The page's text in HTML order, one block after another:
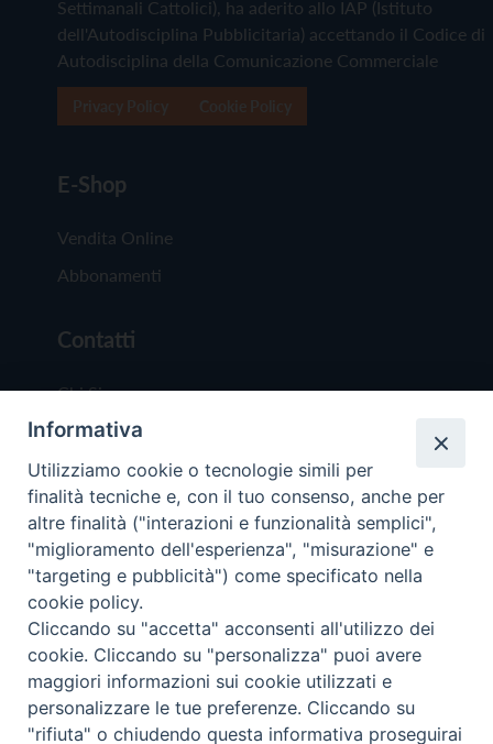
Settimanali Cattolici), ha aderito allo IAP (Istituto
dell'Autodisciplina Pubblicitaria) accettando il Codice di
Autodisciplina della Comunicazione Commerciale
E-Shop
Vendita Online
Abbonamenti
Contatti
Chi Siamo
Redazione
Scrivici
Copyright © 2019 - Tutti i diritti riservati - Vita
Trentina Editrice
Privacy Policy
Torna
Informativa
Utilizziamo cookie o tecnologie simili per
finalità tecniche e, con il tuo consenso, anche per
altre finalità ("interazioni e funzionalità semplici",
"miglioramento dell'esperienza", "misurazione" e
"targeting e pubblicità") come specificato nella
cookie policy.
Cliccando su "accetta" acconsenti all'utilizzo dei
cookie. Cliccando su "personalizza" puoi avere
maggiori informazioni sui cookie utilizzati e
personalizzare le tue preferenze. Cliccando su
"rifiuta" o chiudendo questa informativa proseguirai